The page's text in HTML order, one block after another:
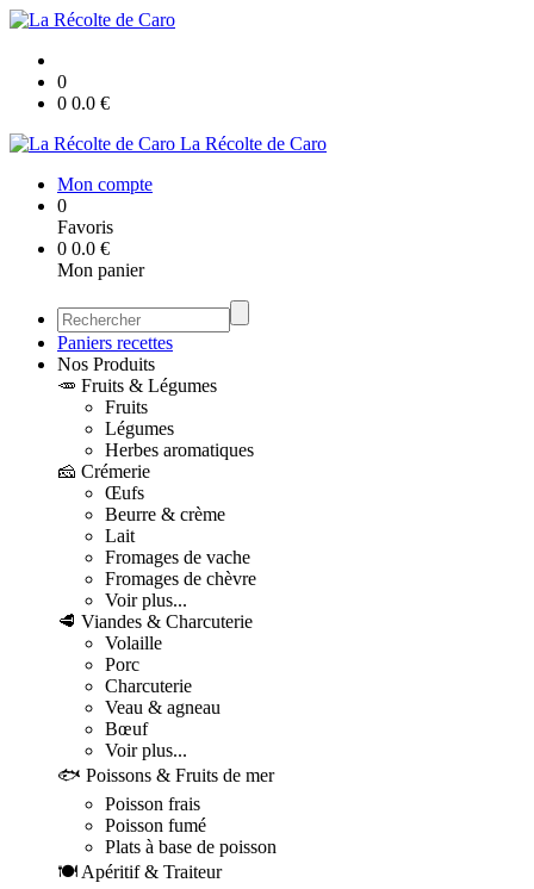
0
0 0.0 €
La Récolte de Caro
Mon compte
0
Favoris
0 0.0 €
Mon panier
Paniers recettes
Nos Produits
🥕 Fruits & Légumes
Fruits
Légumes
Herbes aromatiques
🧀 Crémerie
Œufs
Beurre & crème
Lait
Fromages de vache
Fromages de chèvre
Voir plus...
🥩 Viandes & Charcuterie
Volaille
Porc
Charcuterie
Veau & agneau
Bœuf
Voir plus...
🐟 Poissons & Fruits de mer
Poisson frais
Poisson fumé
Plats à base de poisson
🍽️ Apéritif & Traiteur